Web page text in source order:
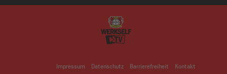
Impressum Datenschutz Barrierefreiheit Kontakt